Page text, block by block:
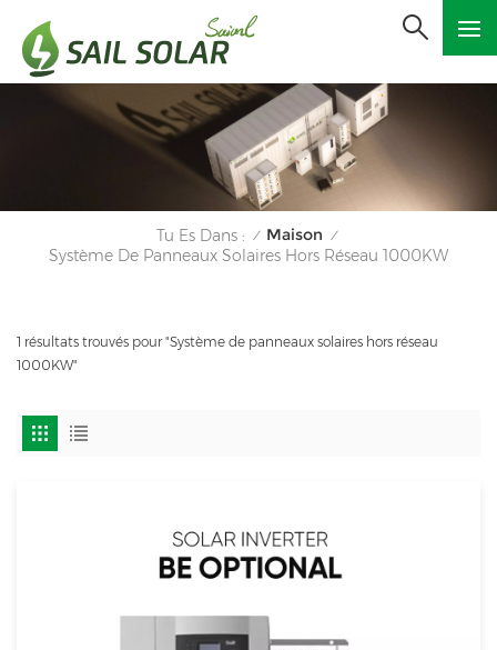
Tu Es Dans : / Maison /
Système De Panneaux Solaires Hors Réseau 1000KW
1 résultats trouvés pour "Système de panneaux solaires hors réseau
1000KW"